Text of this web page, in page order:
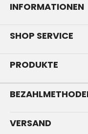
INFORMATIONEN
SHOP SERVICE
PRODUKTE
VERSAND